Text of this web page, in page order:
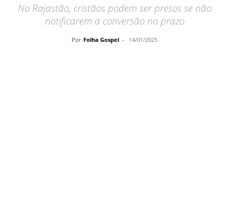
No Rajastão, cristãos podem ser presos se não
notificarem a conversão no prazo
Por Folha Gospel - 14/01/2025